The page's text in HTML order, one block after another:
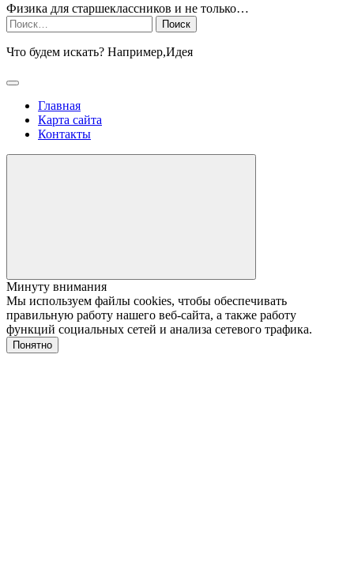
Физика для старшеклассников и не только…
Найти:
Что будем искать? Например,Идея
Главная
Карта сайта
Контакты
Минуту внимания
Мы используем файлы cookies, чтобы обеспечивать
правильную работу нашего веб-сайта, а также работу
функций социальных сетей и анализа сетевого трафика.
Понятно